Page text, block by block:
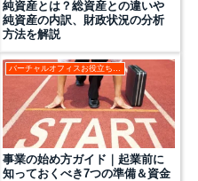
純資産とは？総資産との違いや
純資産の内訳、財政状況の分析
方法を解説
事業の始め方ガイド｜起業前に
知っておくべき7つの準備＆資金